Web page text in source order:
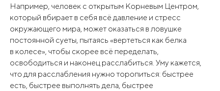
Например, человек с открытым Корневым Центром,
который вбирает в себя всё давление и стресс
окружающего мира, может оказаться в ловушке
постоянной суеты, пытаясь «вертеться как белка
в колесе», чтобы скорее всё переделать,
освободиться и наконец расслабиться. Уму кажется,
что для расслабления нужно торопиться: быстрее
есть, быстрее выполнять дела, быстрее